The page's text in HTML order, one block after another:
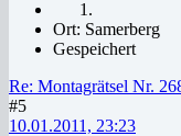
Ort: Samerberg
Gespeichert
Re: Montagrätsel Nr.
#5
10.01.2011, 23:23